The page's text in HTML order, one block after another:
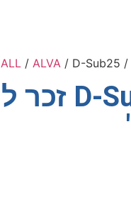
/
ALL / ALVA / D-Sub25 זכר ל- שמיניית XLR נקבה 10מ'